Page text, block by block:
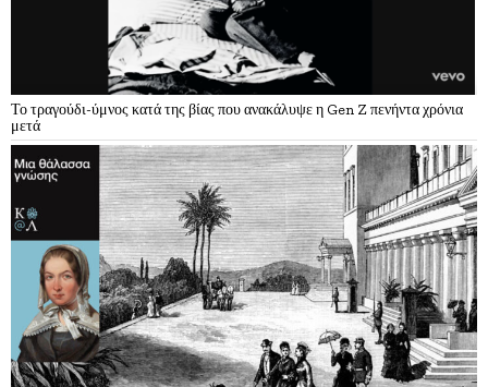
Το τραγούδι-ύμνος κατά της βίας που ανακάλυψε η Gen Z πενήντα χρόνια
μετά